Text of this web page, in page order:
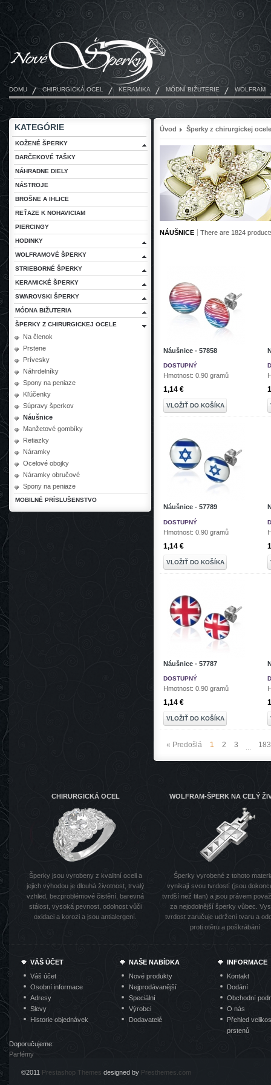
DOMU CHIRURGICKÁ OCEL KERAMIKA MÓDNÍ BIŽUTERIE WOLFRAM
KATEGÓRIE
KOŽENÉ ŠPERKY
DARČEKOVÉ TAŠKY
NÁHRADNE DIELY
NÁSTROJE
BROŠNE A IHLICE
REŤAZE K NOHAVICIAM
PIERCINGY
HODINKY
WOLFRAMOVÉ ŠPERKY
STRIEBORNÉ ŠPERKY
KERAMICKÉ ŠPERKY
SWAROVSKI ŠPERKY
MÓDNA BIŽUTERIA
ŠPERKY Z CHIRURGICKEJ OCELE
Na členok
Prstene
Prívesky
Náhrdelníky
Spony na peniaze
Kľúčenky
Súpravy šperkov
Náušnice
Manžetové gombíky
Retiazky
Náramky
Ocelové obojky
Náramky obručové
Spony na peniaze
MOBILNÉ PRÍSLUŠENSTVO
Úvod Šperky z chirurgickej
NÁUŠNICE There are 1824
Náušnice - 57858
DOSTUPNÝ
Hmotnost: 0.90 gramů
1,14 €
VLOŽIŤ DO KOŠÍKA
Náušnice - 57789
DOSTUPNÝ
Hmotnost: 0.90 gramů
1,14 €
VLOŽIŤ DO KOŠÍKA
Náušnice - 57787
DOSTUPNÝ
Hmotnost: 0.90 gramů
1,14 €
VLOŽIŤ DO KOŠÍKA
« Predošlá 1 2 3 183
CHIRURGICKÁ OCEL
Šperky jsou vyrobeny z kvalitní oceli a
jejich výhodou je dlouhá životnost, trvalý
vzhled, bezproblémové čistění, barevná
stálost, vysoká pevnost, odolnost vůči
oxidaci a korozi a jsou antialergení.
WOLFRAM-ŠPERK NA CELÝ
Šperky vyrobené z tohoto
vynikají svou tvrdostí (jsou
tvrdší než titan) a jsou právem
za nejodolnější šperky vůbec.
tvrdost zaručuje udržení tvaru a
proti otěru a poškrábání.
VÁŠ ÚČET
Váš účet
Osobní informace
Adresy
Slevy
Historie objednávek
NAŠE NABÍDKA
Nové produkty
Nejprodávanější
Speciální
Výrobci
Dodavatelé
INFORMACE
Kontakt
Dodání
Obchodní
O nás
Přehled
prstenů
©2011 Prestashop Themes designed by Presthemes.com
Doporučujeme:
Parfémy